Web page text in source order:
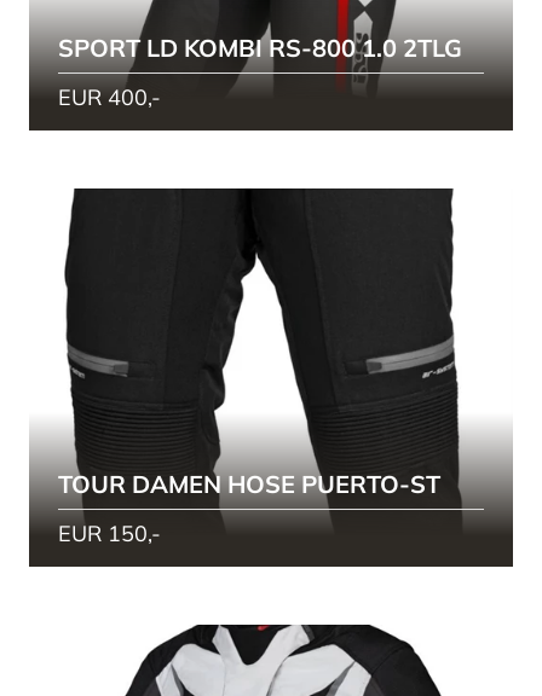
SPORT LD KOMBI RS-800 1.0 2TLG
EUR 400,-
TOUR DAMEN HOSE PUERTO-ST
EUR 150,-